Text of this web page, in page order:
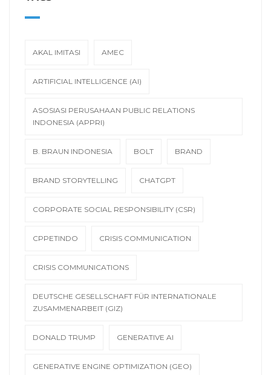
AKAL IMITASI AMEC
ARTIFICIAL INTELLIGENCE (AI)
ASOSIASI PERUSAHAAN PUBLIC RELATIONS
INDONESIA (APPRI)
B. BRAUN INDONESIA BOLT BRAND
BRAND STORYTELLING CHATGPT
CORPORATE SOCIAL RESPONSIBILITY (CSR)
CPPETINDO CRISIS COMMUNICATION
CRISIS COMMUNICATIONS
DEUTSCHE GESELLSCHAFT FÜR INTERNATIONALE
ZUSAMMENARBEIT (GIZ)
DONALD TRUMP GENERATIVE AI
GENERATIVE ENGINE OPTIMIZATION (GEO)